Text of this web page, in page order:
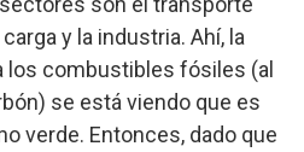
y la industria. Ahí, la
los combustibles fósiles (al
se está viendo que es
verde. Entonces, dado que